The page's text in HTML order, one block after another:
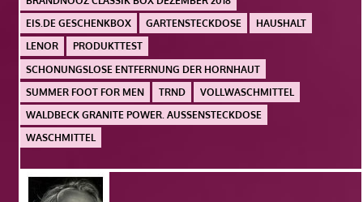
EIS.DE GESCHENKBOX
GARTENSTECKDOSE
HAUSHALT
LENOR
PRODUKTTEST
SCHONUNGSLOSE ENTFERNUNG DER HORNHAUT
SUMMER FOOT FOR MEN
TRND
VOLLWASCHMITTEL
WALDBECK GRANITE POWER. AUSSENSTECKDOSE
WASCHMITTEL